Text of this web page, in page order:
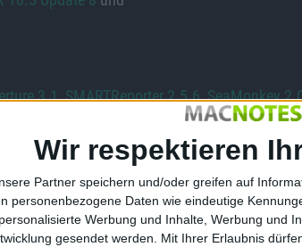
Wir respektieren
Partner speichern und/oder greifen auf
personenbezogene Daten wie eindeutige
Werbung und Inhalte, Werbung und
gesendet werden.
Mit Ihrer Erlaubnis
3.1,SMARTReporter 2.5.6,SeaMonkey
verbessert die
Costume Quest